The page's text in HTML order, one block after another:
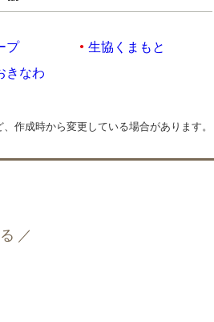
プ
生協くまもと
きなわ
作成時から変更している場合があります。
／